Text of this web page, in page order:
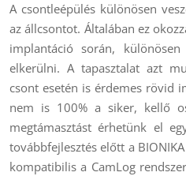
A csontleépülés különösen
az állcsontot. Általában ez
implantáció során,
elkerülni. A tapasztalat azt
csont esetén is érdemes rövid
nem is 100% a siker, kellő
megtámasztást érhetünk el
továbbfejlesztés előtt a
kompatibilis a CamLog